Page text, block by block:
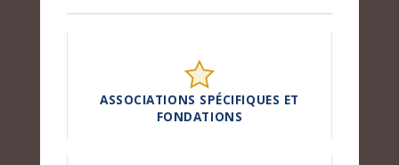
ASSOCIATIONS SPÉCIFIQUES ET
FONDATIONS